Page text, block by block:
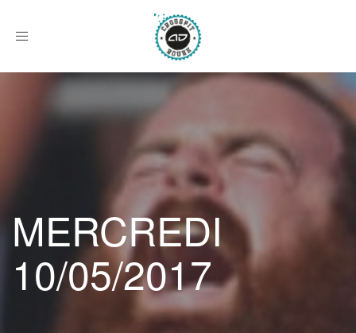
Afficher
MERCREDI
10/05/2017